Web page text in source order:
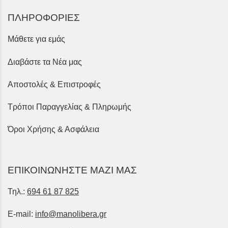
ΠΛΗΡΟΦΟΡΙΕΣ
Μάθετε για εμάς
Διαβάστε τα Νέα μας
Αποστολές & Επιστροφές
Τρόποι Παραγγελίας & Πληρωμής
Όροι Χρήσης & Ασφάλεια
ΕΠΙΚΟΙΝΩΝΗΣΤΕ ΜΑΖΙ ΜΑΣ
Τηλ.: 694 61 87 825
E-mail: info@manolibera.gr